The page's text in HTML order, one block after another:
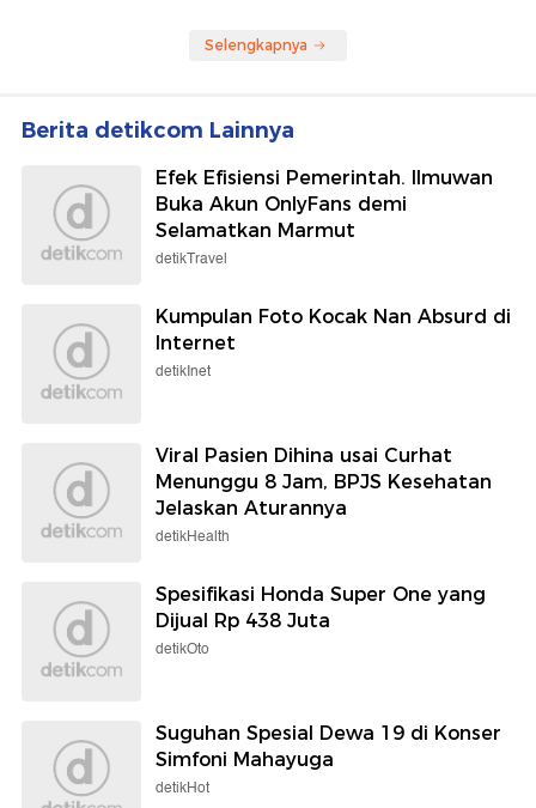
Selengkapnya
Berita detikcom Lainnya
Efek Efisiensi Pemerintah. Ilmuwan
Buka Akun OnlyFans demi
Selamatkan Marmut
detikTravel
Kumpulan Foto Kocak Nan Absurd di
Internet
detikInet
Viral Pasien Dihina usai Curhat
Menunggu 8 Jam, BPJS Kesehatan
Jelaskan Aturannya
detikHealth
Spesifikasi Honda Super One yang
Dijual Rp 438 Juta
detikOto
Suguhan Spesial Dewa 19 di Konser
Simfoni Mahayuga
detikHot